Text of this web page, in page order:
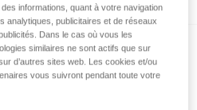
informations, quant à votre navigation
analytiques, publicitaires et de réseaux
Dans le cas où vous les
similaires ne sont actifs que sur
d’autres sites web. Les cookies et/ou
vous suivront pendant toute votre